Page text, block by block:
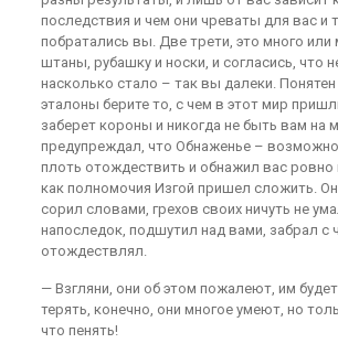
последствия и чем они чреваты для вас и
побратались вы. Две трети, это много или
штаны, рубашку и носки, и согласись, что
насколько стало – так вы далеки.
эталоны берите то, с чем в этот мир
заберет короны и никогда не быть вам на
предупреждал, что Обнаженье –
плоть отождествить и обнажил вас ровно
как полномочия Изгой пришел сложить.
сорил словами, грехов своих ничуть не
напоследок, подшутил над вами, забрал с
отождествлял.
— Взгляни, они об этом пожалеют, им
терять, конечно, они многое умеют, но
что пенять!